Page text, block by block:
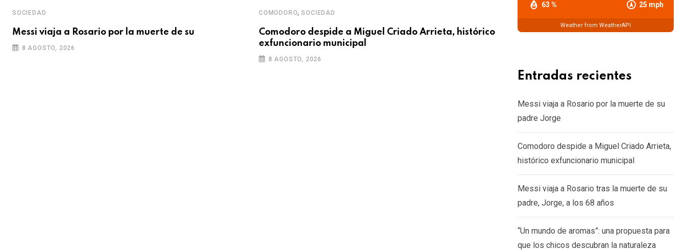
SOCIEDAD
Messi viaja a Rosario por la muerte de su
8 AGOSTO, 2026
COMODORO,SOCIEDAD
Comodoro despide a Miguel Criado Arrieta, histórico
exfuncionario municipal
8 AGOSTO, 2026
Messi viaja a Rosario tras la muerte de
63 % 25 mph
Weather from WeatherAPI
Entradas recientes
Messi viaja a Rosario por la muerte de su
padre Jorge
Comodoro despide a Miguel Criado Arrieta,
histórico exfuncionario municipal
Messi viaja a Rosario tras la muerte de su
padre, Jorge, a los 68 años
“Un mundo de aromas”: una propuesta para
que los chicos descubran la naturaleza